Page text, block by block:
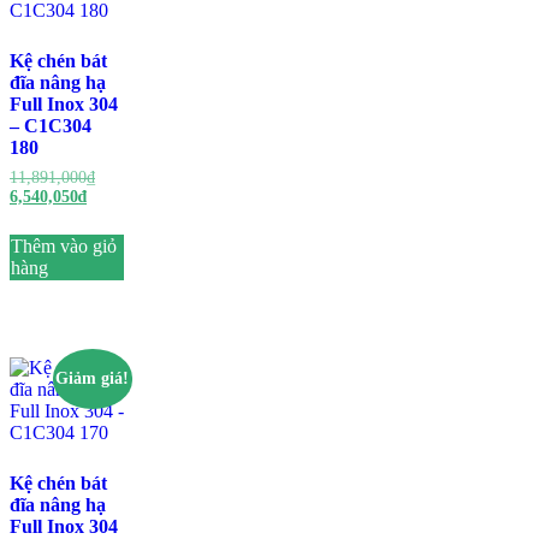
Kệ chén bát
đĩa nâng hạ
Full Inox 304
– C1C304
180
11,891,000₫Giá
11,891,000₫.
6,540,050₫Giá
tại
là:
Thêm vào giỏ
hàng
Giảm giá!
Kệ chén bát
đĩa nâng hạ
Full Inox 304